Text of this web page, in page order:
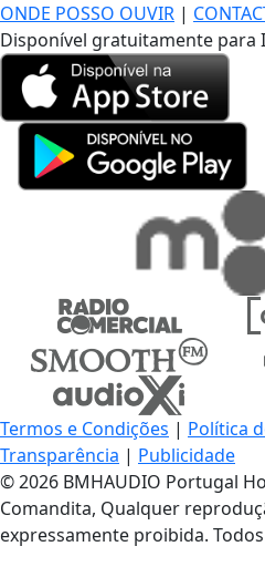
ONDE POSSO OUVIR |
Disponível gratuitamente para
Termos e Condições | Política
Transparência | Publicidade
© 2026 BMHAUDIO Portugal
Comandita, Qualquer
expressamente proibida.